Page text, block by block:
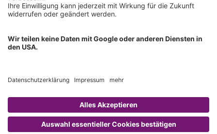
ISO 9001 Zertifikat